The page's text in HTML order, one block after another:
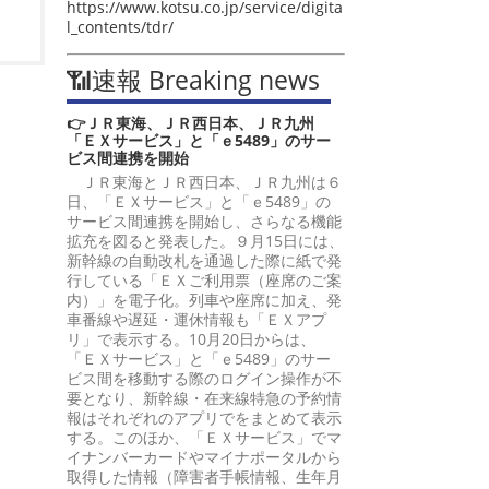
https://www.kotsu.co.jp/service/digita
l_contents/tdr/
📶速報 Breaking news
👉ＪＲ東海、ＪＲ西日本、ＪＲ九州
「ＥＸサービス」と「ｅ5489」のサー
ビス間連携を開始
ＪＲ東海とＪＲ西日本、ＪＲ九州は６
日、「ＥＸサービス」と「ｅ5489」の
サービス間連携を開始し、さらなる機能
拡充を図ると発表した。９月15日には、
新幹線の自動改札を通過した際に紙で発
行している「ＥＸご利用票（座席のご案
内）」を電子化。列車や座席に加え、発
車番線や遅延・運休情報も「ＥＸアプ
リ」で表示する。10月20日からは、
「ＥＸサービス」と「ｅ5489」のサー
ビス間を移動する際のログイン操作が不
要となり、新幹線・在来線特急の予約情
報はそれぞれのアプリでをまとめて表示
する。このほか、「ＥＸサービス」でマ
イナンバーカードやマイナポータルから
取得した情報（障害者手帳情報、生年月